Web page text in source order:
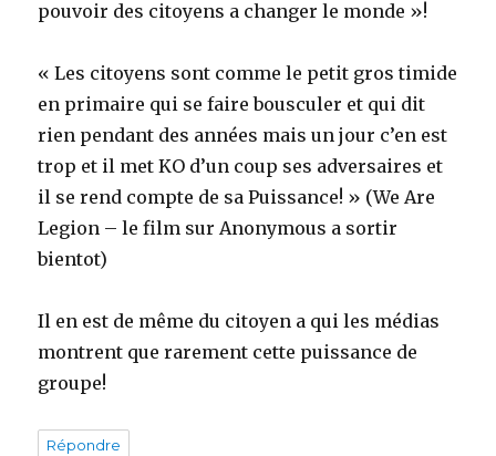
pouvoir des citoyens a changer le monde »!
« Les citoyens sont comme le petit gros timide
en primaire qui se faire bousculer et qui dit
rien pendant des années mais un jour c’en est
trop et il met KO d’un coup ses adversaires et
il se rend compte de sa Puissance! » (We Are
Legion – le film sur Anonymous a sortir
bientot)
Il en est de même du citoyen a qui les médias
montrent que rarement cette puissance de
groupe!
Répondre